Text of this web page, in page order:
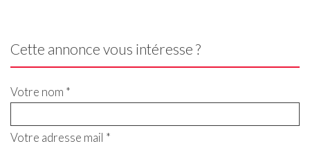
Cette annonce vous intéresse ?
Votre nom *
Votre adresse mail *